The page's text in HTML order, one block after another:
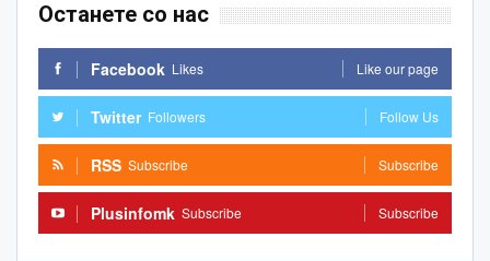
Останете со нас
Facebook Likes Like our page
Twitter Followers Follow Us
RSS Subscribe Subscribe
Plusinfomk Subscribe Subscribe